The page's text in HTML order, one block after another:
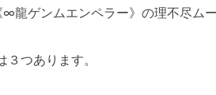
∞龍ゲンムエンペラー》の理不尽ム
つあります。